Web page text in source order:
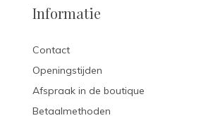
Informatie
Contact
Openingstijden
Afspraak in de boutique
Betaalmethoden